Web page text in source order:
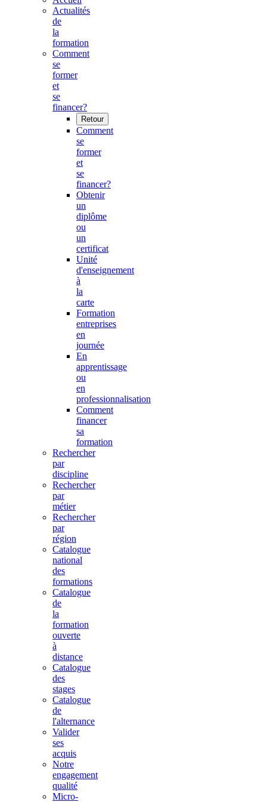
Actualités
de
la
formation
Comment
se
former
et
se
financer?
Retour
Comment
se
former
et
se
financer?
Obtenir
un
diplôme
ou
un
certificat
Unité
d'enseignement
à
la
carte
Formation
entreprises
en
journée
En
apprentissage
ou
en
professionnalisation
Comment
financer
sa
formation
Rechercher
par
discipline
Rechercher
par
métier
Rechercher
par
région
Catalogue
national
des
formations
Catalogue
de
la
formation
ouverte
à
distance
Catalogue
des
stages
Catalogue
de
l'alternance
Valider
ses
acquis
Notre
engagement
qualité
Micro-